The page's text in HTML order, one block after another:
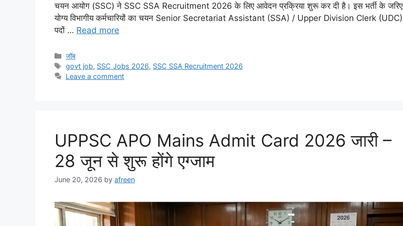
चयन आयोग (SSC) ने SSC SSA Recruitment 2026 के लिए आवेदन प्रक्रिया शुरू कर दी है। इस भर्ती के जरिए
योग्य विभागीय कर्मचारियों का चयन Senior Secretariat Assistant (SSA) / Upper Division Clerk (UDC)
पदों … Read more
Categories
जॉब
Tags
govt job, SSC Jobs 2026, SSC SSA Recruitment 2026
Leave a comment
UPPSC APO Mains Admit Card 2026 जारी –
28 जून से शुरू होंगे एग्जाम
June 20, 2026 by afreen